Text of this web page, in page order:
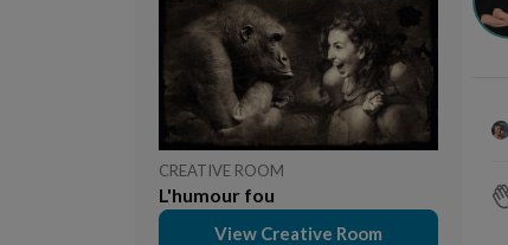
CREATIVE ROOM
L'humour fou
View Creative Room